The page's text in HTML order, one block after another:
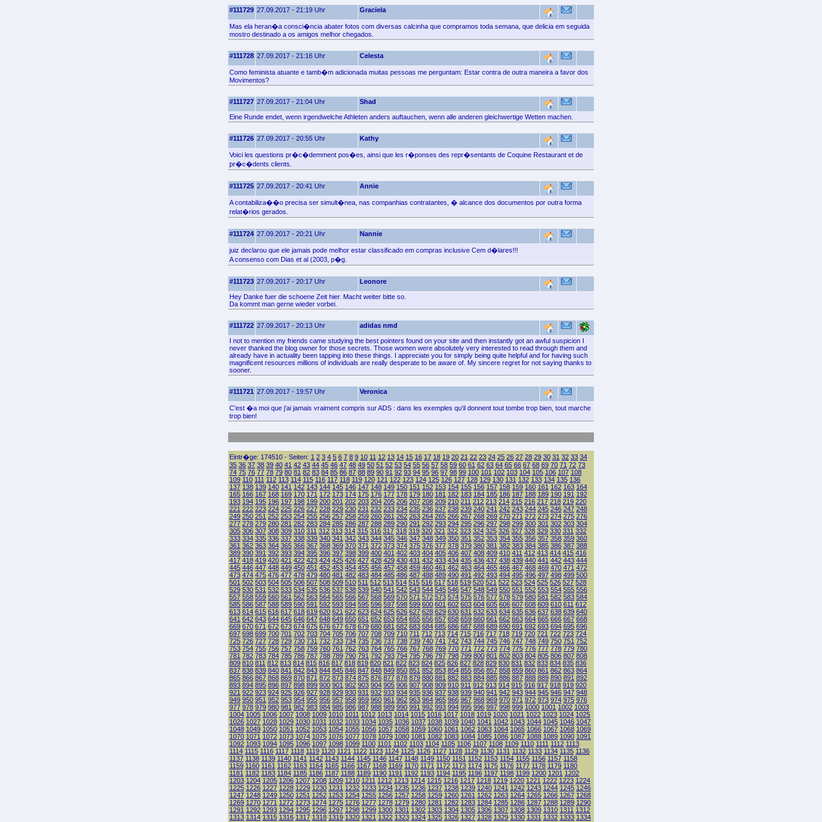
#111729 27.09.2017 - 21:19 Uhr Graciela
Mas ela heran�a consci�ncia abater fotos com diversas calcinha que compramos toda semana, que delicia em seguida
mostro destinado a os amigos melhor chegados.
#111728 27.09.2017 - 21:16 Uhr Celesta
Como feminista atuante e tamb�m adicionada muitas pessoas me perguntam: Estar contra de outra maneira a favor dos
Movimentos?
#111727 27.09.2017 - 21:04 Uhr Shad
Eine Runde endet, wenn irgendwelche Athleten anders auftauchen, wenn alle anderen gleichwertige Wetten machen.
#111726 27.09.2017 - 20:55 Uhr Kathy
Voici les questions pr�c�demment pos�es, ainsi que les r�ponses des repr�sentants de Coquine Restaurant et de
pr�c�dents clients.
#111725 27.09.2017 - 20:41 Uhr Annie
A contabiliza��o precisa ser simult�nea, nas companhias contratantes, � alcance dos documentos por outra forma
relat�rios gerados.
#111724 27.09.2017 - 20:21 Uhr Nannie
juiz declarou que ele jamais pode melhor estar classificado em compras inclusive Cem d�lares!!!
A consenso com Dias et al (2003, p�g.
#111723 27.09.2017 - 20:17 Uhr Leonore
Hey Danke fuer die schoene Zeit hier. Macht weiter bitte so.
Da kommt man gerne wieder vorbei.
#111722 27.09.2017 - 20:13 Uhr adidas nmd
I not to mention my friends came studying the best pointers found on your site and then instantly got an awful suspicion I
never thanked the blog owner for those secrets. Those women were absolutely very interested to read through them and
already have in actuality been tapping into these things. I appreciate you for simply being quite helpful and for having such
magnificent resources millions of individuals are really desperate to be aware of. My sincere regret for not saying thanks to
sooner.
#111721 27.09.2017 - 19:57 Uhr Veronica
C'est �a moi que j'ai jamais vraiment compris sur ADS : dans les exemples qu'il donnent tout tombe trop bien, tout marche
trop bien!
Eintr�ge: 174510 - Seiten: 1 2 3 4 5 6 7 8 9 10 11 12 13 14 15 16 17 18 19 20 21 22 23 24 25 26 27 28 29 30 31 32 33 34
35 36 37 38 39 40 41 42 43 44 45 46 47 48 49 50 51 52 53 54 55 56 57 58 59 60 61 62 63 64 65 66 67 68 69 70 71 72 73
74 75 76 77 78 79 80 81 82 83 84 85 86 87 88 89 90 91 92 93 94 95 96 97 98 99 100 101 102 103 104 105 106 107 108
109 110 111 112 113 114 115 116 117 118 119 120 121 122 123 124 125 126 127 128 129 130 131 132 133 134 135 136
137 138 139 140 141 142 143 144 145 146 147 148 149 150 151 152 153 154 155 156 157 158 159 160 161 162 163 164
165 166 167 168 169 170 171 172 173 174 175 176 177 178 179 180 181 182 183 184 185 186 187 188 189 190 191 192
193 194 195 196 197 198 199 200 201 202 203 204 205 206 207 208 209 210 211 212 213 214 215 216 217 218 219 220
221 222 223 224 225 226 227 228 229 230 231 232 233 234 235 236 237 238 239 240 241 242 243 244 245 246 247 248
249 250 251 252 253 254 255 256 257 258 259 260 261 262 263 264 265 266 267 268 269 270 271 272 273 274 275 276
277 278 279 280 281 282 283 284 285 286 287 288 289 290 291 292 293 294 295 296 297 298 299 300 301 302 303 304
305 306 307 308 309 310 311 312 313 314 315 316 317 318 319 320 321 322 323 324 325 326 327 328 329 330 331 332
333 334 335 336 337 338 339 340 341 342 343 344 345 346 347 348 349 350 351 352 353 354 355 356 357 358 359 360
361 362 363 364 365 366 367 368 369 370 371 372 373 374 375 376 377 378 379 380 381 382 383 384 385 386 387 388
389 390 391 392 393 394 395 396 397 398 399 400 401 402 403 404 405 406 407 408 409 410 411 412 413 414 415 416
417 418 419 420 421 422 423 424 425 426 427 428 429 430 431 432 433 434 435 436 437 438 439 440 441 442 443 444
445 446 447 448 449 450 451 452 453 454 455 456 457 458 459 460 461 462 463 464 465 466 467 468 469 470 471 472
473 474 475 476 477 478 479 480 481 482 483 484 485 486 487 488 489 490 491 492 493 494 495 496 497 498 499 500
501 502 503 504 505 506 507 508 509 510 511 512 513 514 515 516 517 518 519 520 521 522 523 524 525 526 527 528
529 530 531 532 533 534 535 536 537 538 539 540 541 542 543 544 545 546 547 548 549 550 551 552 553 554 555 556
557 558 559 560 561 562 563 564 565 566 567 568 569 570 571 572 573 574 575 576 577 578 579 580 581 582 583 584
585 586 587 588 589 590 591 592 593 594 595 596 597 598 599 600 601 602 603 604 605 606 607 608 609 610 611 612
613 614 615 616 617 618 619 620 621 622 623 624 625 626 627 628 629 630 631 632 633 634 635 636 637 638 639 640
641 642 643 644 645 646 647 648 649 650 651 652 653 654 655 656 657 658 659 660 661 662 663 664 665 666 667 668
669 670 671 672 673 674 675 676 677 678 679 680 681 682 683 684 685 686 687 688 689 690 691 692 693 694 695 696
697 698 699 700 701 702 703 704 705 706 707 708 709 710 711 712 713 714 715 716 717 718 719 720 721 722 723 724
725 726 727 728 729 730 731 732 733 734 735 736 737 738 739 740 741 742 743 744 745 746 747 748 749 750 751 752
753 754 755 756 757 758 759 760 761 762 763 764 765 766 767 768 769 770 771 772 773 774 775 776 777 778 779 780
781 782 783 784 785 786 787 788 789 790 791 792 793 794 795 796 797 798 799 800 801 802 803 804 805 806 807 808
809 810 811 812 813 814 815 816 817 818 819 820 821 822 823 824 825 826 827 828 829 830 831 832 833 834 835 836
837 838 839 840 841 842 843 844 845 846 847 848 849 850 851 852 853 854 855 856 857 858 859 860 861 862 863 864
865 866 867 868 869 870 871 872 873 874 875 876 877 878 879 880 881 882 883 884 885 886 887 888 889 890 891 892
893 894 895 896 897 898 899 900 901 902 903 904 905 906 907 908 909 910 911 912 913 914 915 916 917 918 919 920
921 922 923 924 925 926 927 928 929 930 931 932 933 934 935 936 937 938 939 940 941 942 943 944 945 946 947 948
949 950 951 952 953 954 955 956 957 958 959 960 961 962 963 964 965 966 967 968 969 970 971 972 973 974 975 976
977 978 979 980 981 982 983 984 985 986 987 988 989 990 991 992 993 994 995 996 997 998 999 1000 1001 1002 1003
1004 1005 1006 1007 1008 1009 1010 1011 1012 1013 1014 1015 1016 1017 1018 1019 1020 1021 1022 1023 1024 1025
1026 1027 1028 1029 1030 1031 1032 1033 1034 1035 1036 1037 1038 1039 1040 1041 1042 1043 1044 1045 1046 1047
1048 1049 1050 1051 1052 1053 1054 1055 1056 1057 1058 1059 1060 1061 1062 1063 1064 1065 1066 1067 1068 1069
1070 1071 1072 1073 1074 1075 1076 1077 1078 1079 1080 1081 1082 1083 1084 1085 1086 1087 1088 1089 1090 1091
1092 1093 1094 1095 1096 1097 1098 1099 1100 1101 1102 1103 1104 1105 1106 1107 1108 1109 1110 1111 1112 1113
1114 1115 1116 1117 1118 1119 1120 1121 1122 1123 1124 1125 1126 1127 1128 1129 1130 1131 1132 1133 1134 1135 1136
1137 1138 1139 1140 1141 1142 1143 1144 1145 1146 1147 1148 1149 1150 1151 1152 1153 1154 1155 1156 1157 1158
1159 1160 1161 1162 1163 1164 1165 1166 1167 1168 1169 1170 1171 1172 1173 1174 1175 1176 1177 1178 1179 1180
1181 1182 1183 1184 1185 1186 1187 1188 1189 1190 1191 1192 1193 1194 1195 1196 1197 1198 1199 1200 1201 1202
1203 1204 1205 1206 1207 1208 1209 1210 1211 1212 1213 1214 1215 1216 1217 1218 1219 1220 1221 1222 1223 1224
1225 1226 1227 1228 1229 1230 1231 1232 1233 1234 1235 1236 1237 1238 1239 1240 1241 1242 1243 1244 1245 1246
1247 1248 1249 1250 1251 1252 1253 1254 1255 1256 1257 1258 1259 1260 1261 1262 1263 1264 1265 1266 1267 1268
1269 1270 1271 1272 1273 1274 1275 1276 1277 1278 1279 1280 1281 1282 1283 1284 1285 1286 1287 1288 1289 1290
1291 1292 1293 1294 1295 1296 1297 1298 1299 1300 1301 1302 1303 1304 1305 1306 1307 1308 1309 1310 1311 1312
1313 1314 1315 1316 1317 1318 1319 1320 1321 1322 1323 1324 1325 1326 1327 1328 1329 1330 1331 1332 1333 1334